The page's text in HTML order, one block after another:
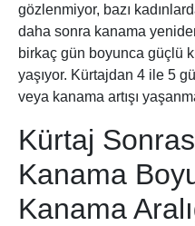
gözlenmiyor, bazı
daha sonra kanama
birkaç gün boyunca güçlü
yaşıyor. Kürtajdan 4 ile 5
veya kanama artışı
Kürtaj
Kanama
Kanama